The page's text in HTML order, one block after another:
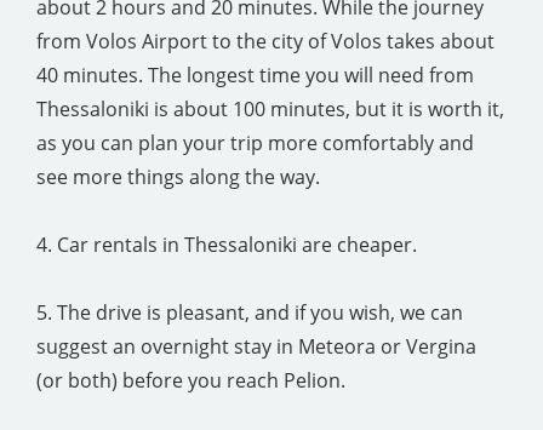
about 2 hours and 20 minutes. While the journey
from Volos Airport to the city of Volos takes about
40 minutes. The longest time you will need from
Thessaloniki is about 100 minutes, but it is worth it,
as you can plan your trip more comfortably and
see more things along the way.
4. Car rentals in Thessaloniki are cheaper.
5. The drive is pleasant, and if you wish, we can
suggest an overnight stay in Meteora or Vergina
(or both) before you reach Pelion.